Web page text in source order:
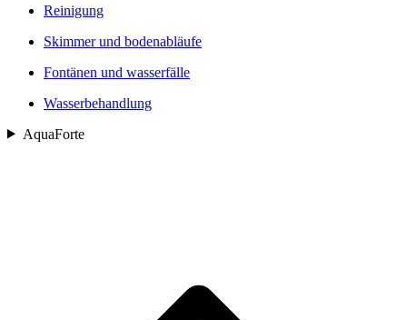
Reinigung
Skimmer und bodenabläufe
Fontänen und wasserfälle
Wasserbehandlung
AquaForte